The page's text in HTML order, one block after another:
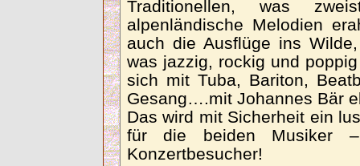
Traditionellen, was
alpenländische Melodien
auch die Ausflüge ins
was jazzig, rockig und
sich mit Tuba, Bariton,
Gesang….mit Johannes Bär
Das wird mit Sicherheit ein
für die beiden Musiker
Konzertbesucher!